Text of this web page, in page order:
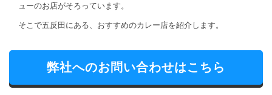
ューのお店がそろっています。
そこで五反田にある、おすすめのカレー店を紹介します。
弊社へのお問い合わせはこちら